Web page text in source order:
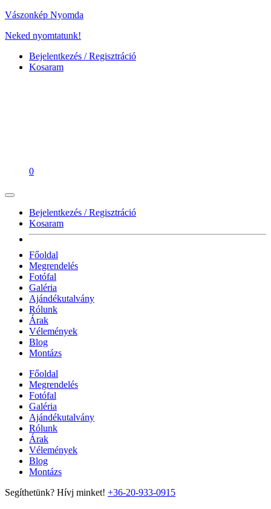
Vászonkép Nyomda
Neked nyomtatunk!
Bejelentkezés / Regisztráció
Kosaram
0
Bejelentkezés / Regisztráció
Kosaram
Főoldal
Megrendelés
Fotófal
Galéria
Ajándékutalvány
Rólunk
Árak
Vélemények
Blog
Montázs
Főoldal
Megrendelés
Fotófal
Galéria
Ajándékutalvány
Rólunk
Árak
Vélemények
Blog
Montázs
Segíthetünk? Hívj minket! +36-20-933-0915